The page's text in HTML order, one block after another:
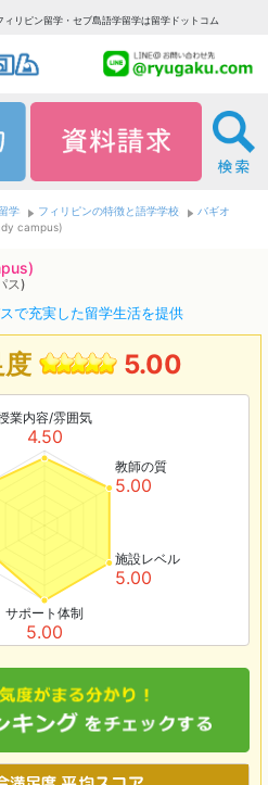
リピン留学・セブ島語学留学は留学ドットコム
学 フィリピンの特徴と語学学校
バギオ
campus)
ス)
で充実した留学生活を提供
5.00
業内容/雰囲気
4.50
教師の質
5.00
施設レベル
5.00
サポート体制
5.00